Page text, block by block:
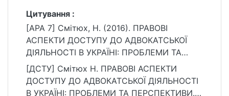
Цитування :
[APA 7] Смітюх, Н. (2016). ПРАВОВІ
АСПЕКТИ ДОСТУПУ ДО АДВОКАТСЬКОЇ
ДІЯЛЬНОСТІ В УКРАЇНІ: ПРОБЛЕМИ ТА
ПЕРСПЕКТИВИ. Вісник кримінального
судочинства, (2), 169–175.
https://ir.library.knu.ua/handle/15071834/2414
[ДСТУ] Смітюх Н. ПРАВОВІ АСПЕКТИ
ДОСТУПУ ДО АДВОКАТСЬКОЇ ДІЯЛЬНОСТІ
В УКРАЇНІ: ПРОБЛЕМИ ТА ПЕРСПЕКТИВИ.